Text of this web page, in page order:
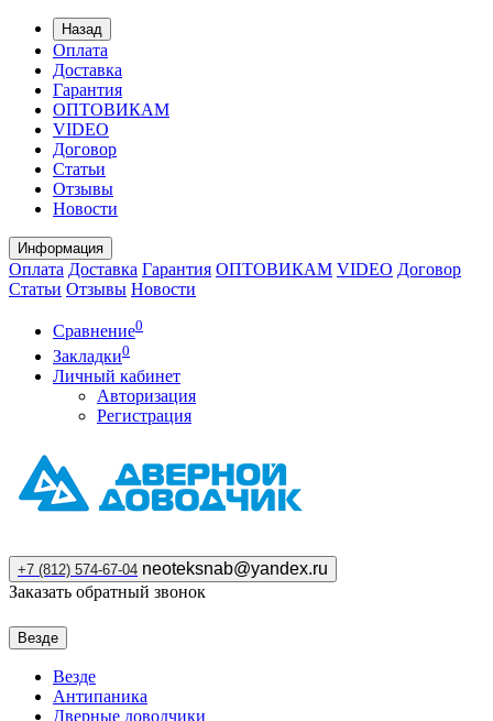
Назад
Оплата
Доставка
Гарантия
ОПТОВИКАМ
VIDEO
Договор
Статьи
Отзывы
Новости
Информация
Оплата Доставка Гарантия ОПТОВИКАМ VIDEO Договор
Статьи Отзывы Новости
Сравнение0
Закладки0
Личный кабинет
Авторизация
Регистрация
+7 (812) 574-67-04 neoteksnab@yandex.ru
Заказать обратный звонок
Везде
Везде
Антипаника
Дверные доводчики